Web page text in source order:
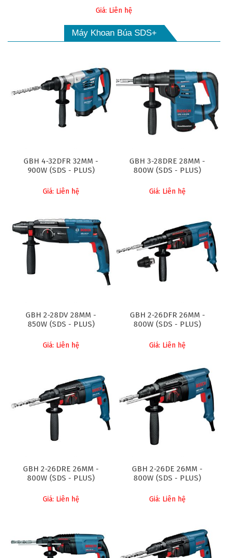
Giá: Liên hệ
Máy Khoan Búa SDS+
GBH 4-32DFR 32MM -
900W (SDS - PLUS)
Giá: Liên hệ
GBH 3-28DRE 28MM -
800W (SDS - PLUS)
Giá: Liên hệ
GBH 2-28DV 28MM -
850W (SDS - PLUS)
Giá: Liên hệ
GBH 2-26DFR 26MM -
800W (SDS - PLUS)
Giá: Liên hệ
GBH 2-26DRE 26MM -
800W (SDS - PLUS)
Giá: Liên hệ
GBH 2-26DE 26MM -
800W (SDS - PLUS)
Giá: Liên hệ